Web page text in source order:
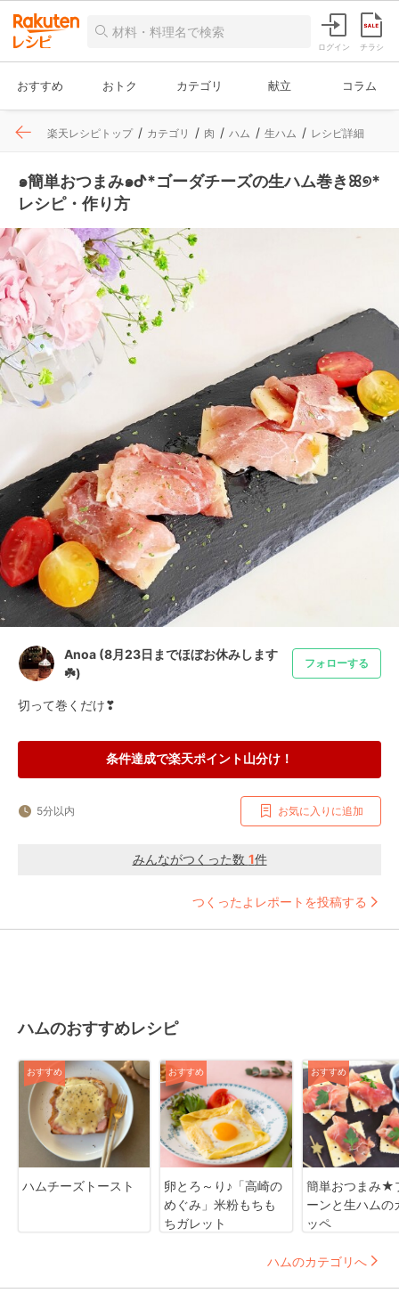
ログイン チラシ
おすすめ おトク カテゴリ 献立 コラム
楽天レシピトップ カテゴリ 肉 ハム 生ハム レシピ詳細
๑簡単おつまみ๑ᕷ*ゴーダチーズの生ハム巻きꕤ୭*
レシピ・作り方
Anoa (8月23日までほぼお休みします
☘️)
フォローする
切って巻くだけ❣
条件達成で楽天ポイント山分け！
5分以内 お気に入りに追加
みんながつくった数 1件
つくったよレポートを投稿する
ハムのおすすめレシピ
おすすめ
ハムチーズトースト
おすすめ
卵とろ～り♪「高崎の
めぐみ」米粉もちも
ちガレット
おすすめ
簡単おつまみ★
ーンと生ハムの
ッペ
ハムのカテゴリへ